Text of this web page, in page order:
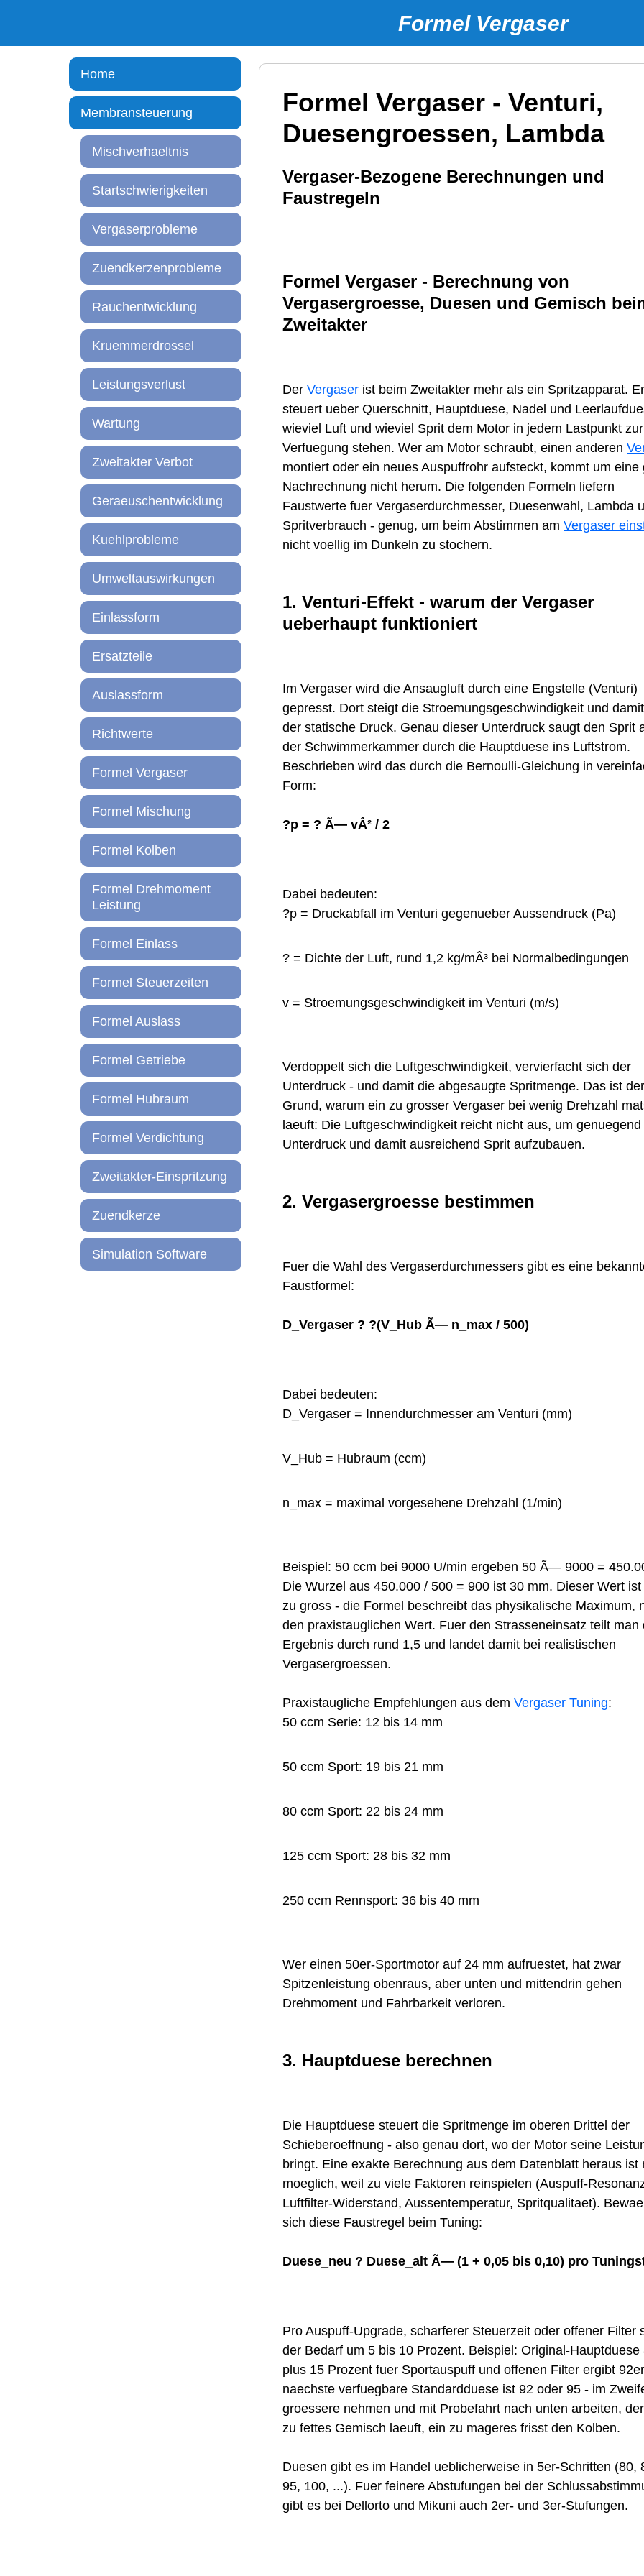
Formel Vergaser
Home
Membransteuerung
Mischverhaeltnis
Startschwierigkeiten
Vergaserprobleme
Zuendkerzenprobleme
Rauchentwicklung
Kruemmerdrossel
Leistungsverlust
Wartung
Zweitakter Verbot
Geraeuschentwicklung
Kuehlprobleme
Umweltauswirkungen
Einlassform
Ersatzteile
Auslassform
Richtwerte
Formel Vergaser
Formel Mischung
Formel Kolben
Formel Drehmoment
Leistung
Formel Einlass
Formel Steuerzeiten
Formel Auslass
Formel Getriebe
Formel Hubraum
Formel Verdichtung
Zweitakter-Einspritzung
Zuendkerze
Simulation Software
Formel Vergaser - Venturi,
Duesengroessen, Lambda
Vergaser-Bezogene Berechnungen und
Faustregeln
Formel Vergaser - Berechnung von
Vergasergroesse, Duesen und Gemisch
Zweitakter
Der Vergaser ist beim Zweitakter mehr als ein Spritzapparat. Er
steuert ueber Querschnitt, Hauptduese, Nadel und
wieviel Luft und wieviel Sprit dem Motor in jedem Lastpunkt zur
Verfuegung stehen. Wer am Motor schraubt, einen anderen
montiert oder ein neues Auspuffrohr aufsteckt, kommt um eine
Nachrechnung nicht herum. Die folgenden Formeln liefern
Faustwerte fuer Vergaserdurchmesser, Duesenwahl, Lambda
Spritverbrauch - genug, um beim Abstimmen am Vergaser
nicht voellig im Dunkeln zu stochern.
1. Venturi-Effekt - warum der Vergaser
ueberhaupt funktioniert
Im Vergaser wird die Ansaugluft durch eine Engstelle (Venturi)
gepresst. Dort steigt die Stroemungsgeschwindigkeit und
der statische Druck. Genau dieser Unterdruck saugt den Sprit
der Schwimmerkammer durch die Hauptduese ins Luftstrom.
Beschrieben wird das durch die Bernoulli-Gleichung in
Form:
?p = ? Ã— vÂ² / 2
Dabei bedeuten:
?p = Druckabfall im Venturi gegenueber Aussendruck (Pa)
? = Dichte der Luft, rund 1,2 kg/mÂ³ bei Normalbedingungen
v = Stroemungsgeschwindigkeit im Venturi (m/s)
Verdoppelt sich die Luftgeschwindigkeit, vervierfacht sich der
Unterdruck - und damit die abgesaugte Spritmenge. Das ist der
Grund, warum ein zu grosser Vergaser bei wenig Drehzahl
laeuft: Die Luftgeschwindigkeit reicht nicht aus, um genuegend
Unterdruck und damit ausreichend Sprit aufzubauen.
2. Vergasergroesse bestimmen
Fuer die Wahl des Vergaserdurchmessers gibt es eine
Faustformel:
D_Vergaser ? ?(V_Hub Ã— n_max / 500)
Dabei bedeuten:
D_Vergaser = Innendurchmesser am Venturi (mm)
V_Hub = Hubraum (ccm)
n_max = maximal vorgesehene Drehzahl (1/min)
Beispiel: 50 ccm bei 9000 U/min ergeben 50 Ã— 9000 =
Die Wurzel aus 450.000 / 500 = 900 ist 30 mm. Dieser Wert ist
zu gross - die Formel beschreibt das physikalische Maximum,
den praxistauglichen Wert. Fuer den Strasseneinsatz teilt man
Ergebnis durch rund 1,5 und landet damit bei realistischen
Vergasergroessen.
Praxistaugliche Empfehlungen aus dem Vergaser Tuning:
50 ccm Serie: 12 bis 14 mm
50 ccm Sport: 19 bis 21 mm
80 ccm Sport: 22 bis 24 mm
125 ccm Sport: 28 bis 32 mm
250 ccm Rennsport: 36 bis 40 mm
Wer einen 50er-Sportmotor auf 24 mm aufruestet, hat zwar
Spitzenleistung obenraus, aber unten und mittendrin gehen
Drehmoment und Fahrbarkeit verloren.
3. Hauptduese berechnen
Die Hauptduese steuert die Spritmenge im oberen Drittel der
Schieberoeffnung - also genau dort, wo der Motor seine
bringt. Eine exakte Berechnung aus dem Datenblatt heraus ist
moeglich, weil zu viele Faktoren reinspielen (Auspuff-
Luftfilter-Widerstand, Aussentemperatur, Spritqualitaet).
sich diese Faustregel beim Tuning:
Duese_neu ? Duese_alt Ã— (1 + 0,05 bis 0,10) pro
Pro Auspuff-Upgrade, scharferer Steuerzeit oder offener Filter
der Bedarf um 5 bis 10 Prozent. Beispiel: Original-Hauptduese
plus 15 Prozent fuer Sportauspuff und offenen Filter ergibt
naechste verfuegbare Standardduese ist 92 oder 95 - im
groessere nehmen und mit Probefahrt nach unten arbeiten,
zu fettes Gemisch laeuft, ein zu mageres frisst den Kolben.
Duesen gibt es im Handel ueblicherweise in 5er-Schritten (80,
95, 100, ...). Fuer feinere Abstufungen bei der
gibt es bei Dellorto und Mikuni auch 2er- und 3er-Stufungen.